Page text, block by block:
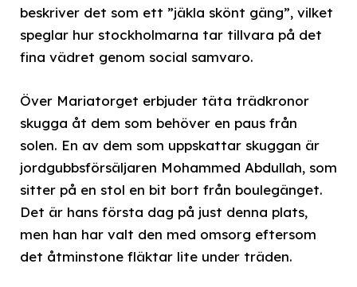
beskriver det som ett ”jäkla skönt gäng”, vilket
speglar hur stockholmarna tar tillvara på det
fina vädret genom social samvaro.
Över Mariatorget erbjuder täta trädkronor
skugga åt dem som behöver en paus från
solen. En av dem som uppskattar skuggan är
jordgubbsförsäljaren Mohammed Abdullah, som
sitter på en stol en bit bort från boulegänget.
Det är hans första dag på just denna plats,
men han har valt den med omsorg eftersom
det åtminstone fläktar lite under träden.